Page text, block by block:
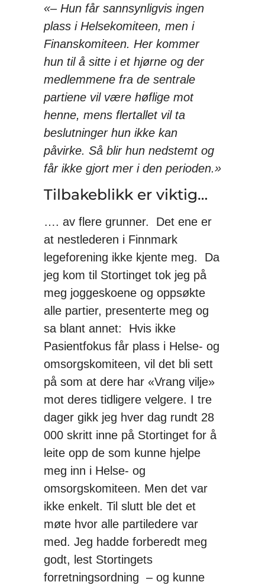
«– Hun får sannsynligvis ingen
plass i Helsekomiteen, men i
Finanskomiteen. Her kommer
hun til å sitte i et hjørne og der
medlemmene fra de sentrale
partiene vil være høflige mot
henne, mens flertallet vil ta
beslutninger hun ikke kan
påvirke. Så blir hun nedstemt og
får ikke gjort mer i den perioden.»
Tilbakeblikk er viktig…
…. av flere grunner. Det ene er
at nestlederen i Finnmark
legeforening ikke kjente meg. Da
jeg kom til Stortinget tok jeg på
meg joggeskoene og oppsøkte
alle partier, presenterte meg og
sa blant annet: Hvis ikke
Pasientfokus får plass i Helse- og
omsorgskomiteen, vil det bli sett
på som at dere har «Vrang vilje»
mot deres tidligere velgere. I tre
dager gikk jeg hver dag rundt 28
000 skritt inne på Stortinget for å
leite opp de som kunne hjelpe
meg inn i Helse- og
omsorgskomiteen. Men det var
ikke enkelt. Til slutt ble det et
møte hvor alle partiledere var
med. Jeg hadde forberedt meg
godt, lest Stortingets
forretningsordning – og kunne